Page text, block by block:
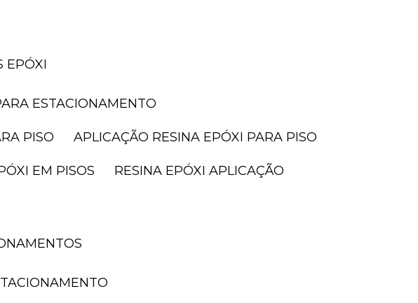
EPÓXI
ESTACIONAMENTO
PISO APLICAÇÃO RESINA EPÓXI PARA PISO
EM PISOS RESINA EPÓXI APLICAÇÃO